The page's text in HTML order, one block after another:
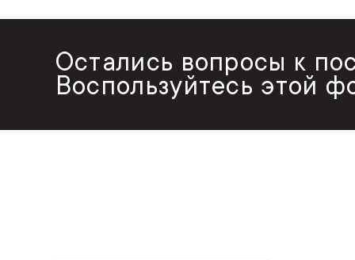
Остались вопросы к
Воспользуйтесь этой